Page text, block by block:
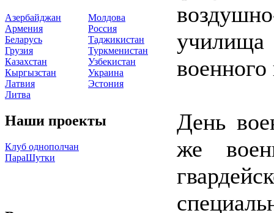
Азербайджан
Армения
Беларусь
Грузия
Казахстан
Кыргызстан
Латвия
Литва
Молдова
Россия
Таджикистан
Туркменистан
Узбекистан
Украина
Эстония
Наши проекты
Клуб однополчан
ПараШутки
День
же